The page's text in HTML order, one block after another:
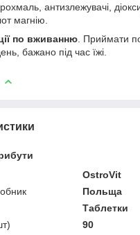
антизлежувачі,
магнію.
по вживанню . Приймати
бажано під час їжі.
OstroVit
Польща
Таблетки
90